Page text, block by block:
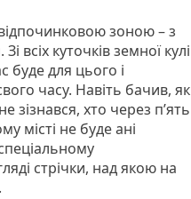
зоною – з
всіх куточків земної кулі
буде для цього і
часу. Навіть бачив, як
зізнався, хто через п’ять
місті не буде ані
стрічки, над якою на